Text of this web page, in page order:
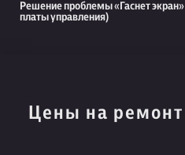
Решение проблемы «Гаснет
платы управления)
Цены на ремонт